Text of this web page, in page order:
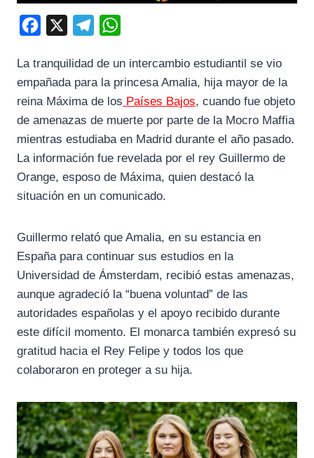
c
e
b
o
k
e
g
a
m
a
t
s
p
La tranquilidad de un intercambio estudiantil se vio
empañada para la princesa Amalia, hija mayor de la
reina Máxima de los Países Bajos, cuando fue objeto
de amenazas de muerte por parte de la Mocro Maffia
mientras estudiaba en Madrid durante el año pasado.
La información fue revelada por el rey Guillermo de
Orange, esposo de Máxima, quien destacó la
situación en un comunicado.
Guillermo relató que Amalia, en su estancia en
España para continuar sus estudios en la
Universidad de Ámsterdam, recibió estas amenazas,
aunque agradeció la “buena voluntad” de las
autoridades españolas y el apoyo recibido durante
este difícil momento. El monarca también expresó su
gratitud hacia el Rey Felipe y todos los que
colaboraron en proteger a su hija.